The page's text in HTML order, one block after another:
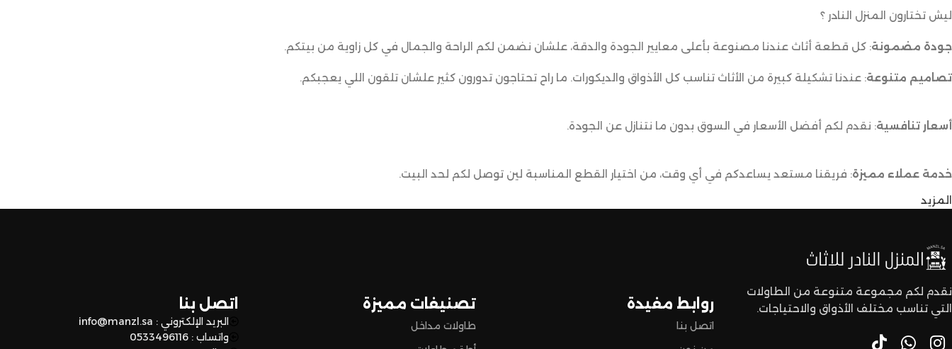
ليش تختارون المنزل النادر ؟
جودة مضمونة: كل قطعة أثاث عندنا مصنوعة بأعلى معايير الجودة والدقة، علشان نضمن لكم الراحة والجمال في كل زاوية من بيتكم.
تصاميم متنوعة: عندنا تشكيلة كبيرة من الأثاث تناسب كل الأذواق والديكورات. ما راح تحتاجون تدورون كثير علشان تلقون اللي يعجبكم.
أسعار تنافسية: نقدم لكم أفضل الأسعار في السوق بدون ما نتنازل عن الجودة.
خدمة عملاء مميزة: فريقنا مستعد يساعدكم في أي وقت، من اختيار القطع المناسبة لين توصل لكم لحد البيت.
اختاروا الراحة والأناقة من المنزل النادر للاثاث الآن وعيشوا تجربة تسوق مميزة.
المزيد
روابط مفيدة
اتصل بنا
تصنيفات مميزة
طاولات مداخل
اتصل بنا
البريد الإلكتروني : info@manzl.sa
واتساب : 0533496116
نقدم لكم مجموعة متنوعة من الطاولات
التي تناسب مختلف الأذواق والاحتياجات.